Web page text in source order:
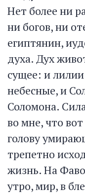
Нет более ни
ни богов, ни
египтянин,
духа. Дух
сущее: и
небесные, и
Соломона.
во мне, что
голову
трепетно
жизнь. На
утро, мир, в